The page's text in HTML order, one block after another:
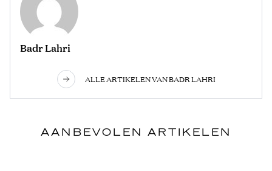
Badr Lahri
ALLE ARTIKELEN VAN BADR LAHRI
AANBEVOLEN ARTIKELEN